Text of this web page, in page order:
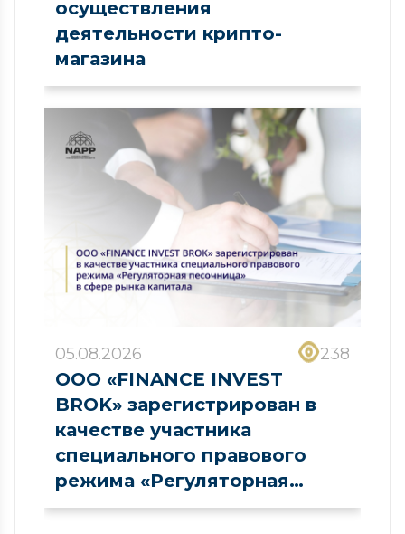
осуществления
деятельности крипто-
магазина
05.08.2026 238
ООО «FINANCE INVEST
BROK» зарегистрирован в
качестве участника
специального правового
режима «Регуляторная
песочница» в сфере рынка